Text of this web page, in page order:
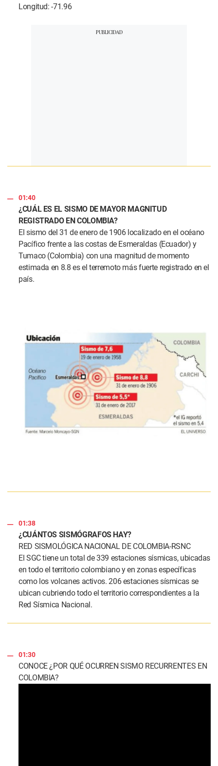
Longitud: -71.96
01:40
¿CUÁL ES EL SISMO DE MAYOR MAGNITUD
REGISTRADO EN COLOMBIA?
El sismo del 31 de enero de 1906 localizado en el océano
Pacífico frente a las costas de Esmeraldas (Ecuador) y
Tumaco (Colombia) con una magnitud de momento
estimada en 8.8 es el terremoto más fuerte registrado en el
país.
01:38
¿CUÁNTOS SISMÓGRAFOS HAY?
RED SISMOLÓGICA NACIONAL DE COLOMBIA-RSNC
​El SGC tiene un total de 339 estaciones sísmicas, ubicadas
en todo el territorio colombiano y en zonas específicas
como los volcanes activos. 206 estaciones sísmicas se
ubican cubriendo todo el territorio correspondientes a la
Red Sísmica Nacional.
01:30
CONOCE ¿POR QUÉ OCURREN SISMO RECURRENTES EN
COLOMBIA?